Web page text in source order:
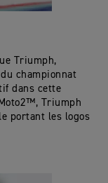
Triumph,
championnat
dans cette
Triumph
portant les logos